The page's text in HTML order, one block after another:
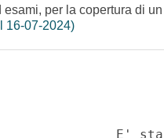
per la copertura di
16-07-2024)